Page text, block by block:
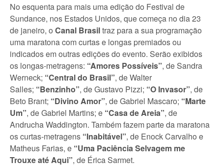
No esquenta para mais uma edição do Festival de
Sundance, nos Estados Unidos, que começa no dia 23
de janeiro, o Canal Brasiltraz para a sua programação
uma maratona com curtas e longas premiados ou
indicados em outras edições do evento. Serão exibidos
os longas-metragens: “Amores Possíveis”, de Sandra
Werneck; “Central do Brasil”, de Walter
Salles; “Benzinho”, de Gustavo Pizzi; “O Invasor”, de
Beto Brant; “Divino Amor”, de Gabriel Mascaro; “Marte
Um”, de Gabriel Martins; e “Casa de Areia”, de
Andrucha Waddington. Também fazem parte da maratona
os curtas-metragens “Inabitável”, de Enock Carvalho e
Matheus Farias, e “Uma Paciência Selvagem me
Trouxe até Aqui”, de Érica Sarmet.